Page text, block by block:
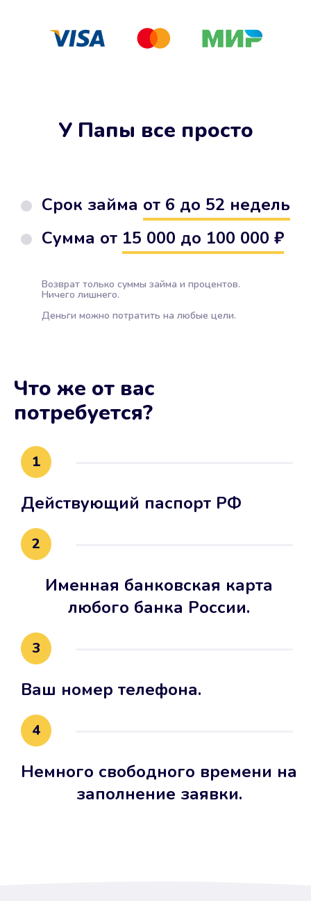
У Папы все просто
Срок займа от 6 до 52 недель
Сумма от 15 000 до 100 000 ₽
Возврат только суммы займа и процентов.
Ничего лишнего.
Деньги можно потратить на любые цели.
Что же от вас
потребуется?
1
Действующий паспорт РФ
2
Именная банковская карта
любого банка России.
3
Ваш номер телефона.
4
Немного свободного времени на
заполнение заявки.